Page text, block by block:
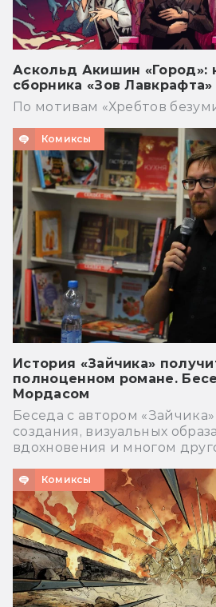
Аскольд Акишин «Город»:
сборника «Зов Лавкрафта»
По мотивам «Хребтов
Комиксы
История «Зайчика»
полноценном романе.
Мордасом
Беседа с автором
создания, визуальных
вдохновения и многом
Комиксы